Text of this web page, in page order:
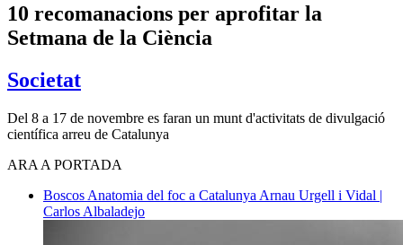
10 recomanacions per aprofitar la
Setmana de la Ciència
Societat
Del 8 a 17 de novembre es faran un munt d'activitats de divulgació
científica arreu de Catalunya
ARA A PORTADA
Boscos Anatomia del foc a Catalunya Arnau Urgell i Vidal |
Carlos Albaladejo